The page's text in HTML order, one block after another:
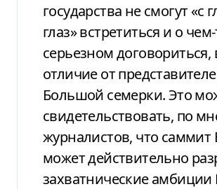
государства не смогут «с
глаз» встретиться и о
серьезном договориться,
отличие от
Большой семерки. Это
свидетельствовать, по
журналистов, что
может действительно
захватнические амбиции